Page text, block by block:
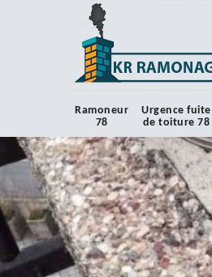
Ramoneur
78
Urgence fuite
de toiture 78